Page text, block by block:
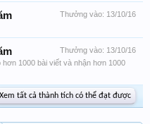
Thưởng vào: 13/10/16
Thưởng vào: 13/10/16
1000 bài viết và nhận hơn 1000
Xem tất cả thành tích có thể đạt được